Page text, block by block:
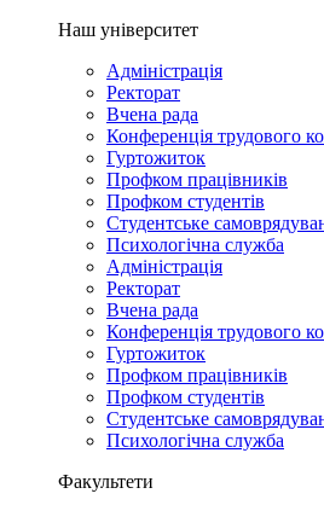
Наш університет
Адміністрація
Ректорат
Вчена рада
Конференція трудового
Гуртожиток
Профком працівників
Профком студентів
Студентське
Психологічна служба
Адміністрація
Ректорат
Вчена рада
Конференція трудового
Гуртожиток
Профком працівників
Профком студентів
Студентське
Психологічна служба
Факультети